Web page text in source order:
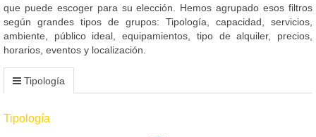
que puede escoger para su elección. Hemos agrupado esos filtros
según grandes tipos de grupos: Tipología, capacidad, servicios,
ambiente, público ideal, equipamientos, tipo de alquiler, precios,
horarios, eventos y localización.
Tipología
Tipología